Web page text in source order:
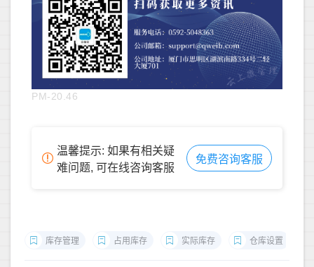
PM-20.46
温馨提示: 如果有相关疑
难问题, 可在线咨询客服
免费咨询客服
库存管理 占用库存 实际库存 仓库设置